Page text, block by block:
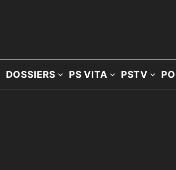
DOSSIERS PS VITA PSTV